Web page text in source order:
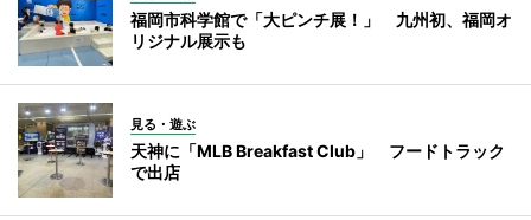
福岡市科学館で「大ピンチ展！」 九州初、福岡オ
リジナル展示も
見る・遊ぶ
天神に「MLB Breakfast Club」 フードトラック
で出店